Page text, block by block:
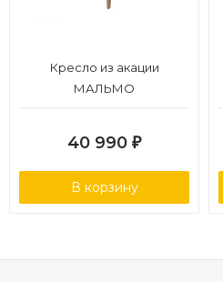
Кресло из акации
МАЛЬМО
40 990 ₽
В корзину